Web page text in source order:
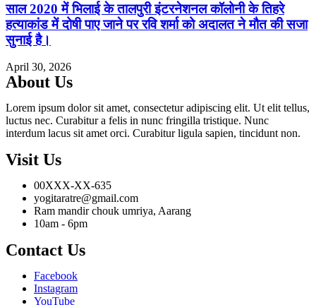
साल 2020 में भिलाई के तालपुरी इंटरनेशनल कॉलोनी के तिहरे
हत्याकांड में दोषी पाए जाने पर रवि शर्मा को अदालत ने मौत की सजा
सुनाई है।
April 30, 2026
About Us
Lorem ipsum dolor sit amet, consectetur adipiscing elit. Ut elit tellus,
luctus nec. Curabitur a felis in nunc fringilla tristique. Nunc
interdum lacus sit amet orci. Curabitur ligula sapien, tincidunt non.
Visit Us
00XXX-XX-635
yogitaratre@gmail.com
Ram mandir chouk umriya, Aarang
10am - 6pm
Contact Us
Facebook
Instagram
YouTube